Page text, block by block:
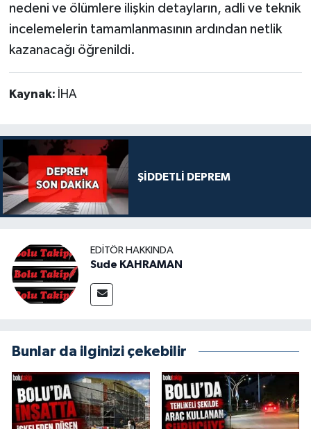
nedeni ve ölümlere ilişkin detayların, adli ve teknik
incelemelerin tamamlanmasının ardından netlik
kazanacağı öğrenildi.
Kaynak: İHA
ŞİDDETLİ DEPREM
EDITÖR HAKKINDA
Sude KAHRAMAN
Bunlar da ilginizi çekebilir